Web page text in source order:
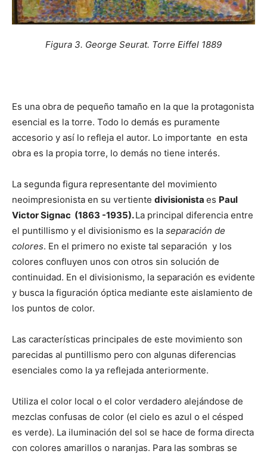
Figura 3. George Seurat. Torre Eiffel 1889
Es una obra de pequeño tamaño en la que la protagonista
esencial es la torre. Todo lo demás es puramente
accesorio y así lo refleja el autor. Lo importante en esta
obra es la propia torre, lo demás no tiene interés.
La segunda figura representante del movimiento
neoimpresionista en su vertiente divisionista es Paul
Victor Signac (1863 -1935).La principal diferencia entre
el puntillismo y el divisionismo es la separación de
colores. En el primero no existe tal separación y los
colores confluyen unos con otros sin solución de
continuidad. En el divisionismo, la separación es evidente
y busca la figuración óptica mediante este aislamiento de
los puntos de color.
Las características principales de este movimiento son
parecidas al puntillismo pero con algunas diferencias
esenciales como la ya reflejada anteriormente.
Utiliza el color local o el color verdadero alejándose de
mezclas confusas de color (el cielo es azul o el césped
es verde). La iluminación del sol se hace de forma directa
con colores amarillos o naranjas. Para las sombras se